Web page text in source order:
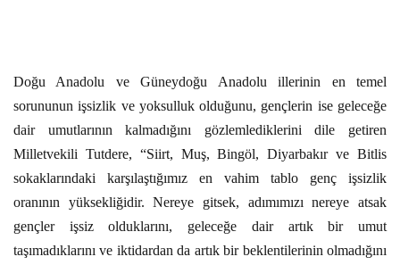
Doğu Anadolu ve Güneydoğu Anadolu illerinin en temel
sorununun işsizlik ve yoksulluk olduğunu, gençlerin ise geleceğe
dair umutlarının kalmadığını gözlemlediklerini dile getiren
Milletvekili Tutdere, “Siirt, Muş, Bingöl, Diyarbakır ve Bitlis
sokaklarındaki karşılaştığımız en vahim tablo genç işsizlik
oranının yüksekliğidir. Nereye gitsek, adımımızı nereye atsak
gençler işsiz olduklarını, geleceğe dair artık bir umut
taşımadıklarını ve iktidardan da artık bir beklentilerinin olmadığını